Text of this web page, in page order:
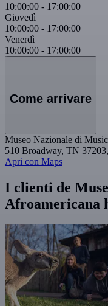
10:00:00 - 17:00:00
Giovedì
10:00:00 - 17:00:00
Venerdì
10:00:00 - 17:00:00
Come arrivare
Museo Nazionale di
510 Broadway, TN
Apri con Maps
I clienti de
Afroamericana